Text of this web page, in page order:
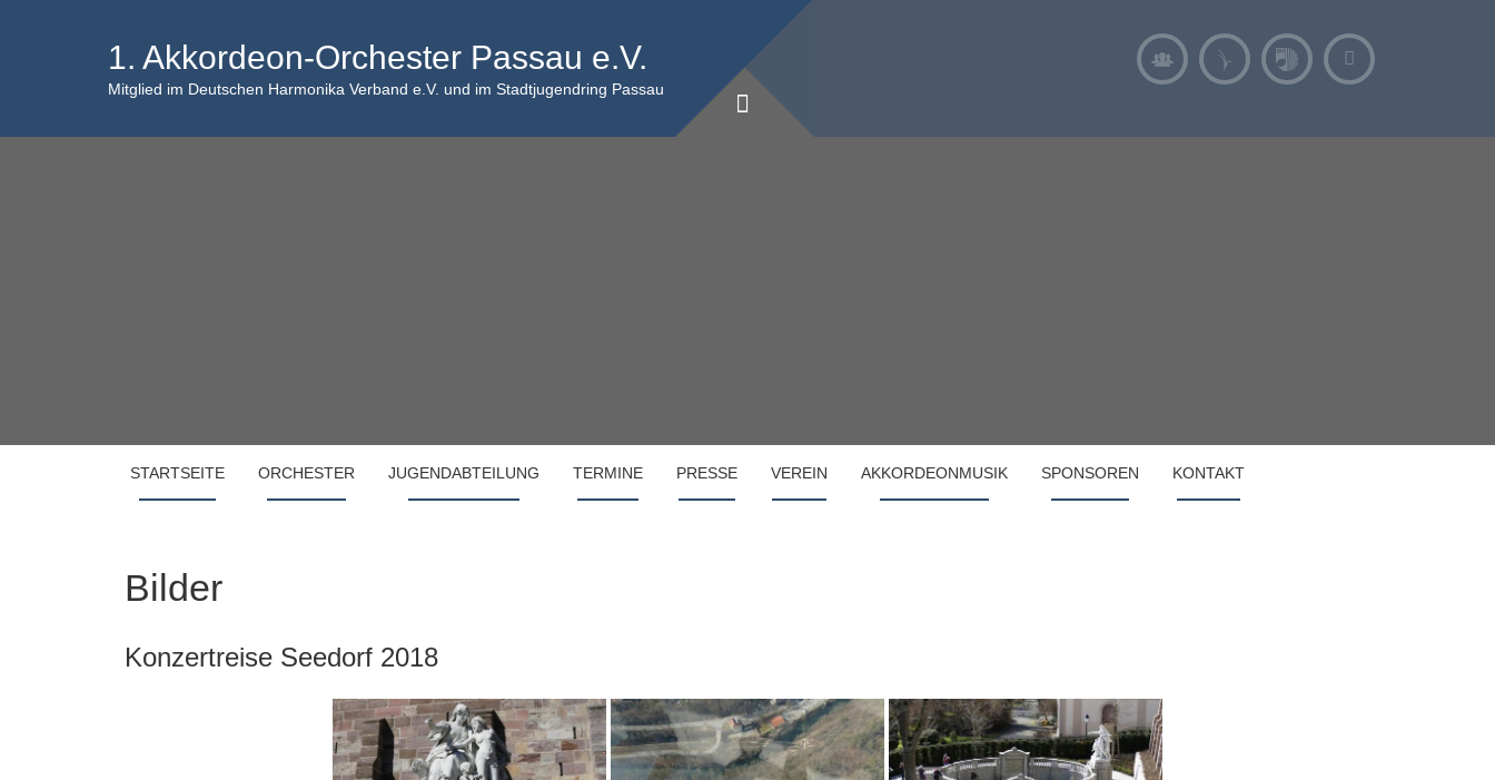
1. Akkordeon-Orchester Passau e.V.
Mitglied im Deutschen Harmonika Verband e.V. und im Stadtjugendring Passau
STARTSEITE ORCHESTER JUGENDABTEILUNG TERMINE PRESSE VEREIN AKKORDEONMUSIK SPONSOREN KONTAKT
Bilder
Konzertreise Seedorf 2018